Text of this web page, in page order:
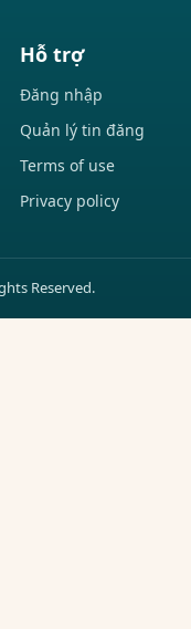
Hỗ trợ
Đăng nhập
Quản lý tin đăng
Terms of use
Privacy policy
Reserved.